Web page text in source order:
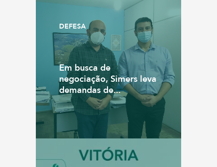
DEFESA
Em busca de
negociação, Simers leva
demandas de...